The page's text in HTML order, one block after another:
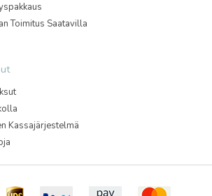
Toimitus Saatavilla
Kassajärjestelmä